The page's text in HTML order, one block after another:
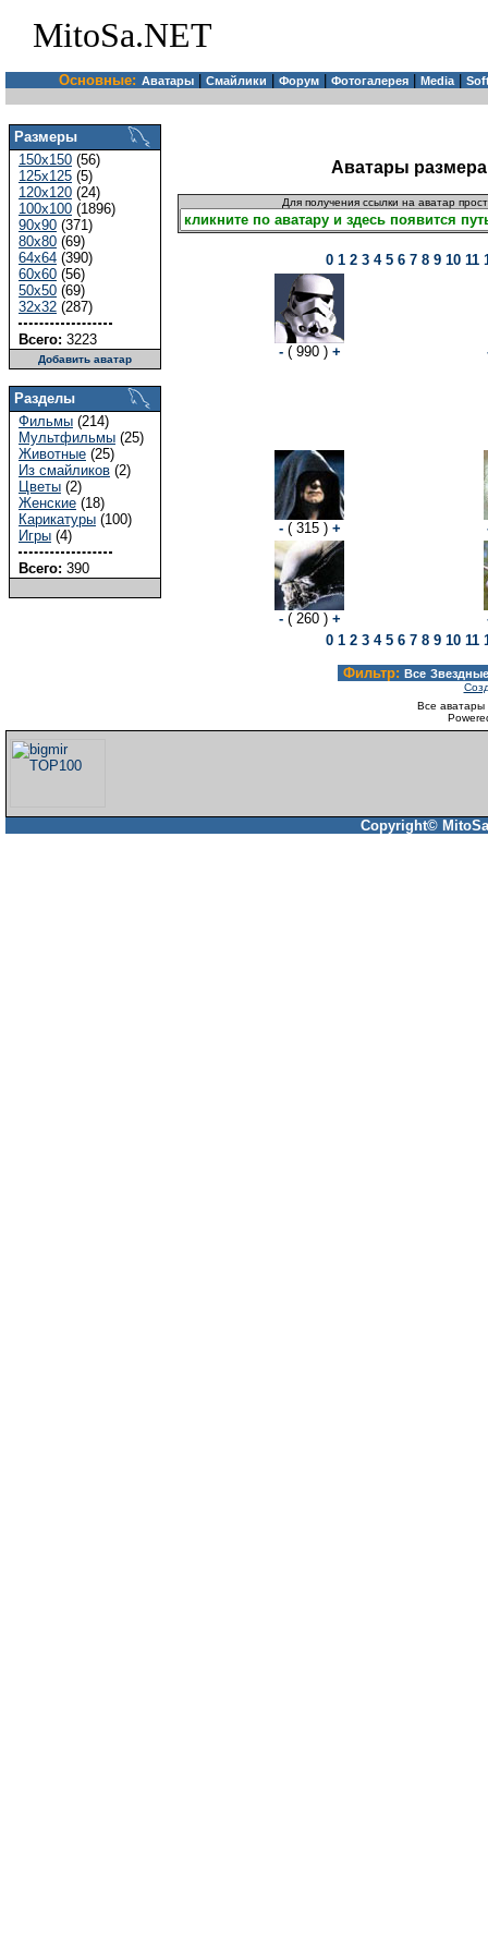
MitoSa.NET
Основные: Аватары Смайлики Форум Фотогалерея Media|
Размеры
150x150 (56)
125x125 (5)
120x120 (24)
100x100 (1896)
90x90 (371)
80x80 (69)
64x64 (390)
60x60 (56)
50x50 (69)
32x32 (287)
Всего: 3223
Добавить аватар
Разделы
Фильмы (214)
Мультфильмы (25)
Животные (25)
Из смайликов (2)
Цветы (2)
Женские (18)
Карикатуры (100)
Игры (4)
Всего: 390
Аватары
Для получения ссылки на аватар
0 1 2 3 4 5 6 7 8 9 10 11
-( 990 ) +
-( 315 ) +
-( 260 ) +
0 1 2 3 4 5 6 7 8 9 10 11
Фильтр: Все
Все аватары
Copyright©